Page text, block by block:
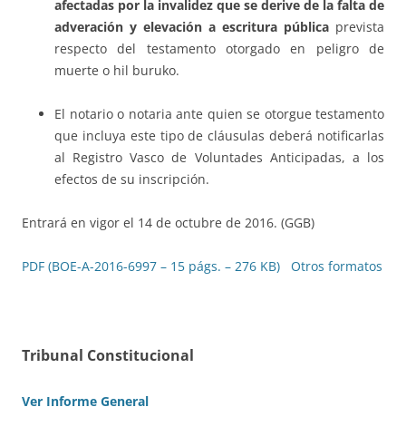
afectadas por la invalidez que se derive de la falta de
adveración y elevación a escritura pública prevista
respecto del testamento otorgado en peligro de
muerte o hil buruko.
El notario o notaria ante quien se otorgue testamento
que incluya este tipo de cláusulas deberá notificarlas
al Registro Vasco de Voluntades Anticipadas, a los
efectos de su inscripción.
Entrará en vigor el 14 de octubre de 2016. (GGB)
PDF (BOE-A-2016-6997 – 15 págs. – 276 KB) Otros formatos
Tribunal Constitucional
Ver Informe General